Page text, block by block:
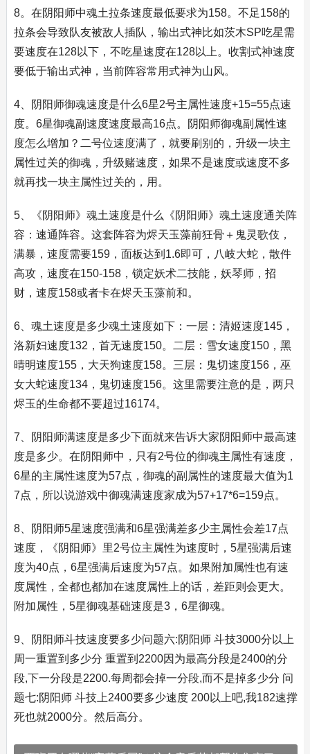
8。在阴阳师中魂土拉条速度最低要求为158。不足158的
拉条会导致队友被敌人插队，输出式神比如茨木SP吃星需
要速度在128以下，不吃星速度在128以上。收割式神速度
要低于输出式神，当前阵容常用式神为山风。
4、阴阳师御魂速度是什么6星2号主属性速度+15=55点速
度。6星御魂副速度速度最高16点。阴阳师御魂副属性速
度怎么增加？二号位速度满了，就要刷别的，升级一块主
属性过关的御魂，升级赌速度，如果不是速度或速度不多
就再找一块主属性过关的，用。
5、《阴阳师》魂土速度是什么《阴阳师》魂土速度通关阵
容：速通阵容。这套阵容为烬天玉藻前狂骨＋鬼灵歌伎，
满暴，速度需要159，面板达到1.6即可，八岐大蛇，散件
高攻，速度在150-158，锁定妖术二技能，妖琴师，招
财，速度158或者卡在烬天玉藻前和。
6、魂土速度是多少魂土速度如下：一层：清姬速度145，
洛新妇速度132，首无速度150。二层：雪女速度150，黑
晴明速度155，大天狗速度158。三层：鬼切速度156，巫
女大蛇速度134，鬼切速度156。这里需要注意的是，两只
烬玉的生命都不要超过16174。
7、阴阳师满速度是多少下面就来告诉大家阴阳师中最高速
度是多少。在阴阳师中，只有2号位的御魂主属性有速度，
6星的主属性速度为57点，御魂的副属性的速度最大值为1
7点，所以说游戏中御魂满速度家成为57+17*6=159点。
8、阴阳师5星速度强满和6星强满差多少主属性会差17点
速度，《阴阳师》里2号位主属性为速度时，5星强满后速
度为40点，6星强满后速度为57点。如果附加属性也有速
度属性，全都也都加在速度属性上的话，差距则会更大。
附加属性，5星御魂基础速度是3，6星御魂。
9、阴阳师斗技速度要多少问题六:阴阳师 斗技3000分以上
周一重置到多少分 重置到2200因为最高分段是2400的分
段,下一分段是2200.每周都会掉一分段,而不是掉多少分 问
题七:阴阳师 斗技上2400要多少速度 200以上吧,我182速撑
死也就2000分。然后高分。